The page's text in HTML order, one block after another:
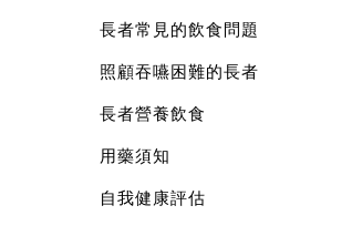
長者常見的飲食問題
照顧吞嚥困難的長者
長者營養飲食
用藥須知
自我健康評估